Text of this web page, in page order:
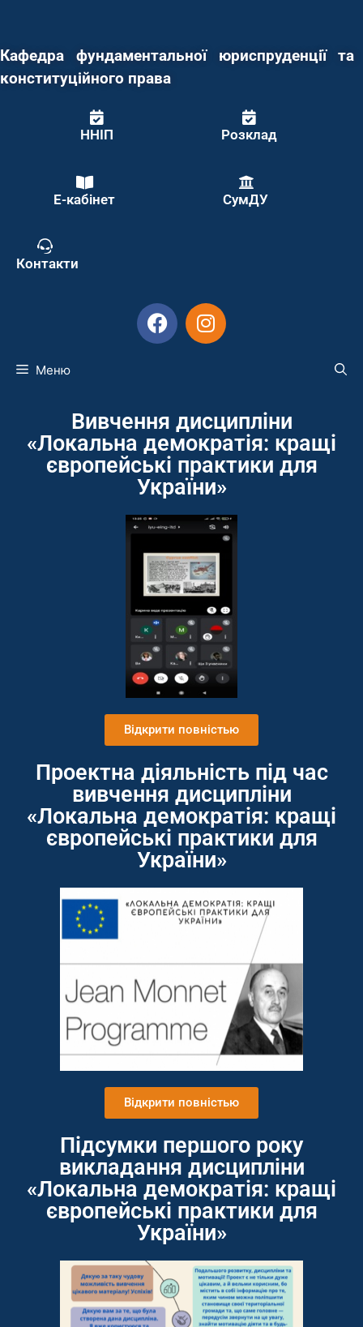
Кафедра фундаментальної юриспруденції та
конституційного права
ННІП Розклад
Е-кабінет СумДУ
Контакти
Меню
Вивчення дисципліни
«Локальна демократія: кращі
європейські практики для
України»
Відкрити повністью
Проектна діяльність під час
вивчення дисципліни
«Локальна демократія: кращі
європейські практики для
України»
Відкрити повністью
Підсумки першого року
викладання дисципліни
«Локальна демократія: кращі
європейські практики для
України»